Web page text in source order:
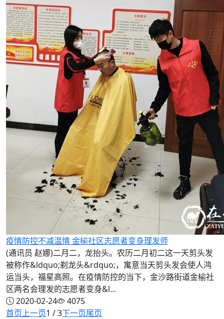
疫情防控不减温情 金榆社区志愿者变身理发师
(通讯员 赵娜)二月二，龙抬头。农历二月初二这一天剪头发
被称作&ldquo;剃龙头&rdquo;，寓意当天剪头发会使人鸿
运当头，福星高照。在疫情防控的当下，金沙路街道金榆社
区两名会理发的志愿者变身&l...
2020-02-24
4075
首页上一页1 / 3下一页尾页